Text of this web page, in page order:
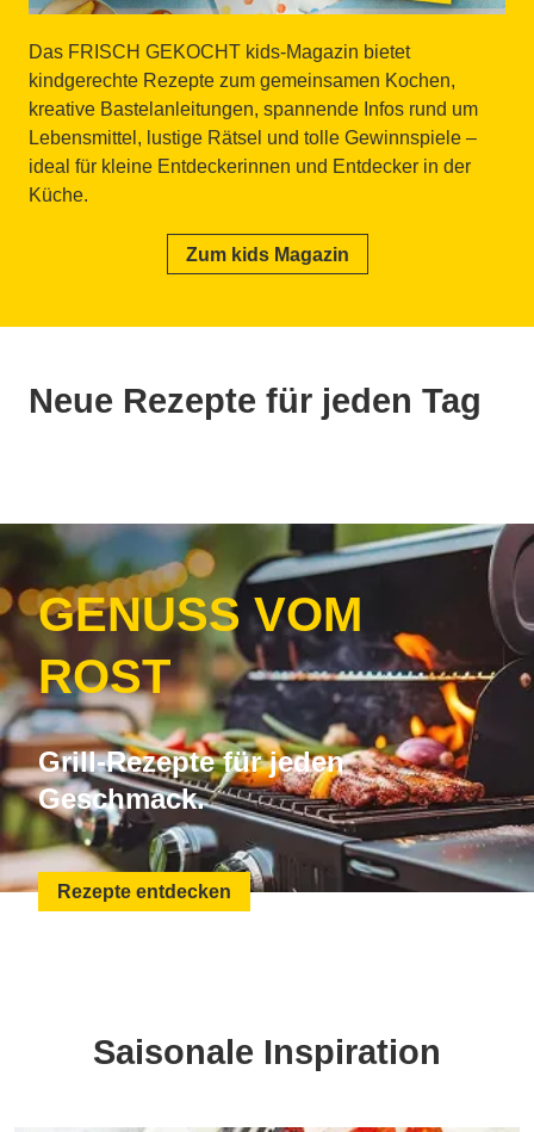
Das FRISCH GEKOCHT kids-Magazin bietet
kindgerechte Rezepte zum gemeinsamen Kochen,
kreative Bastelanleitungen, spannende Infos rund um
Lebensmittel, lustige Rätsel und tolle Gewinnspiele –
ideal für kleine Entdeckerinnen und Entdecker in der
Küche.
Zum kids Magazin
Neue Rezepte für jeden Tag
GENUSS VOM
ROST
Grill-Rezepte für jeden
Geschmack.
Rezepte entdecken
Saisonale Inspiration